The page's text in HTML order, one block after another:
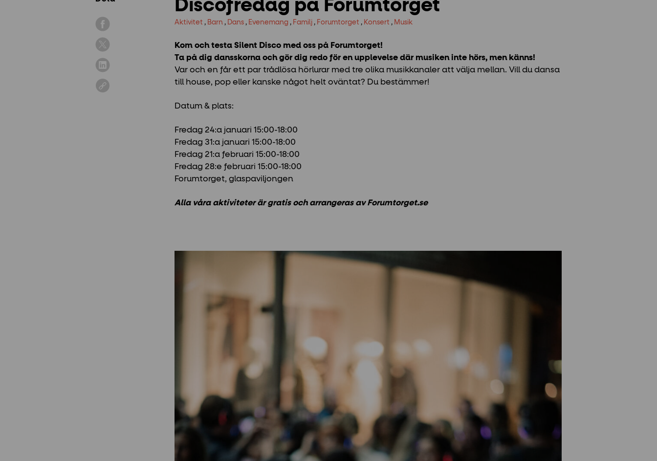
Discofredag på Forumtorget
Aktivitet , Barn , Dans , Evenemang , Familj , Forumtorget , Konsert , Musik
Kom och testa Silent Disco med oss på Forumtorget!
Ta på dig dansskorna och gör dig redo för en upplevelse där musiken inte hörs, men känns!
Var och en får ett par trådlösa hörlurar med tre olika musikkanaler att välja mellan. Vill du dansa
till house, pop eller kanske något helt oväntat? Du bestämmer!
Datum & plats:
Fredag 24:a januari 15:00-18:00
Fredag 31:a januari 15:00-18:00
Fredag 21:a februari 15:00-18:00
Fredag 28:e februari 15:00-18:00
Forumtorget, glaspaviljongen
Alla våra aktiviteter är gratis och arrangeras av Forumtorget.se